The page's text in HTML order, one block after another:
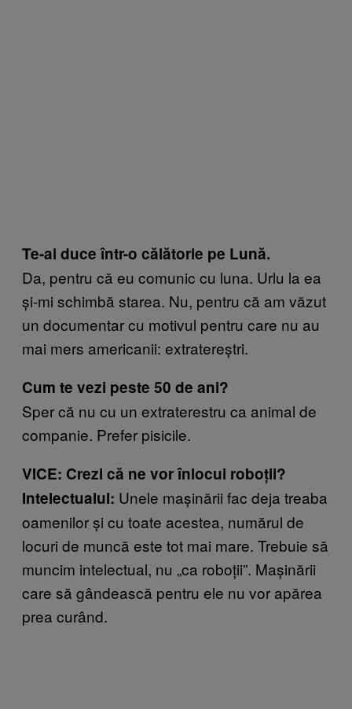
Te-ai duce într-o călătorie pe Lună.
Da, pentru că eu comunic cu luna. Urlu la ea
și-mi schimbă starea. Nu, pentru că am văzut
un documentar cu motivul pentru care nu au
mai mers americanii: extratereștri.
Cum te vezi peste 50 de ani?
Sper că nu cu un extraterestru ca animal de
companie. Prefer pisicile.
VICE: Crezi că ne vor înlocui roboții?
Intelectualul: Unele mașinării fac deja treaba
oamenilor și cu toate acestea, numărul de
locuri de muncă este tot mai mare. Trebuie să
muncim intelectual, nu „ca roboții”. Mașinării
care să gândească pentru ele nu vor apărea
prea curând.